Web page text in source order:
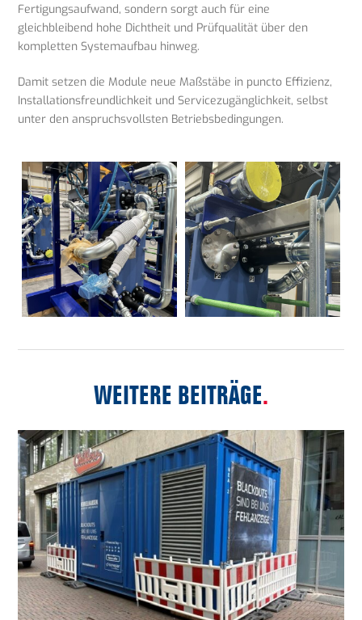
Fertigungsaufwand, sondern sorgt auch für eine
gleichbleibend hohe Dichtheit und Prüfqualität über den
kompletten Systemaufbau hinweg.
Damit setzen die Module neue Maßstäbe in puncto Effizienz,
Installationsfreundlichkeit und Servicezugänglichkeit, selbst
unter den anspruchsvollsten Betriebsbedingungen.
WEITERE BEITRÄGE.